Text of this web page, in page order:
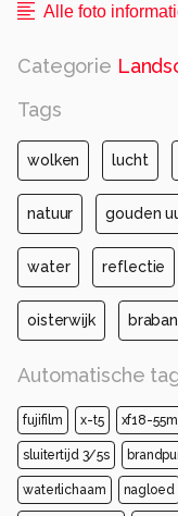
Alle foto
Categorie
Tags
wolken lucht
natuur gouden
water reflectie
oisterwijk
Automatische
fujifilm x-t5 xf18-
sluitertijd 3/5s
waterlichaam nagloed